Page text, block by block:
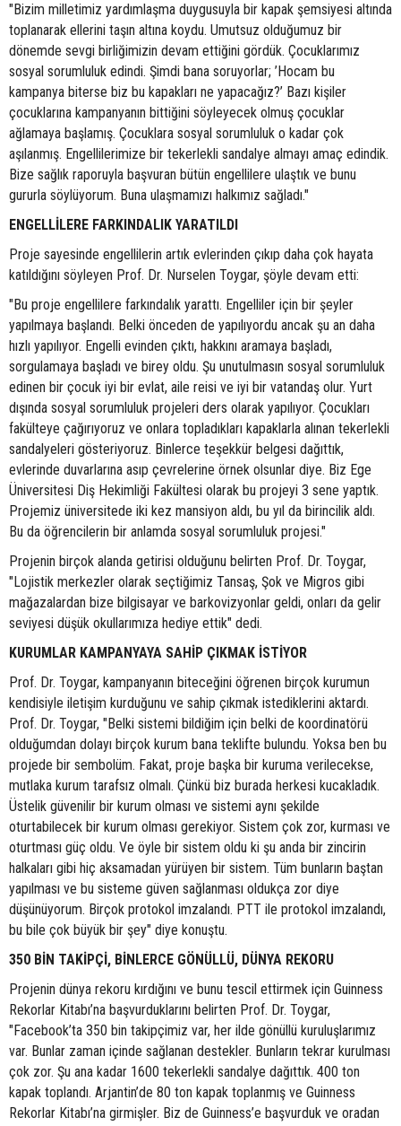
"Bizim milletimiz yardımlaşma duygusuyla bir kapak şemsiyesi altında
toplanarak ellerini taşın altına koydu. Umutsuz olduğumuz bir
dönemde sevgi birliğimizin devam ettiğini gördük. Çocuklarımız
sosyal sorumluluk edindi. Şimdi bana soruyorlar; ’Hocam bu
kampanya biterse biz bu kapakları ne yapacağız?’ Bazı kişiler
çocuklarına kampanyanın bittiğini söyleyecek olmuş çocuklar
ağlamaya başlamış. Çocuklara sosyal sorumluluk o kadar çok
aşılanmış. Engellilerimize bir tekerlekli sandalye almayı amaç edindik.
Bize sağlık raporuyla başvuran bütün engellilere ulaştık ve bunu
gururla söylüyorum. Buna ulaşmamızı halkımız sağladı."
ENGELLİLERE FARKINDALIK YARATILDI
Proje sayesinde engellilerin artık evlerinden çıkıp daha çok hayata
katıldığını söyleyen Prof. Dr. Nurselen Toygar, şöyle devam etti:
"Bu proje engellilere farkındalık yarattı. Engelliler için bir şeyler
yapılmaya başlandı. Belki önceden de yapılıyordu ancak şu an daha
hızlı yapılıyor. Engelli evinden çıktı, hakkını aramaya başladı,
sorgulamaya başladı ve birey oldu. Şu unutulmasın sosyal sorumluluk
edinen bir çocuk iyi bir evlat, aile reisi ve iyi bir vatandaş olur. Yurt
dışında sosyal sorumluluk projeleri ders olarak yapılıyor. Çocukları
fakülteye çağırıyoruz ve onlara topladıkları kapaklarla alınan tekerlekli
sandalyeleri gösteriyoruz. Binlerce teşekkür belgesi dağıttık,
evlerinde duvarlarına asıp çevrelerine örnek olsunlar diye. Biz Ege
Üniversitesi Diş Hekimliği Fakültesi olarak bu projeyi 3 sene yaptık.
Projemiz üniversitede iki kez mansiyon aldı, bu yıl da birincilik aldı.
Bu da öğrencilerin bir anlamda sosyal sorumluluk projesi."
Projenin birçok alanda getirisi olduğunu belirten Prof. Dr. Toygar,
"Lojistik merkezler olarak seçtiğimiz Tansaş, Şok ve Migros gibi
mağazalardan bize bilgisayar ve barkovizyonlar geldi, onları da gelir
seviyesi düşük okullarımıza hediye ettik" dedi.
KURUMLAR KAMPANYAYA SAHİP ÇIKMAK İSTİYOR
Prof. Dr. Toygar, kampanyanın biteceğini öğrenen birçok kurumun
kendisiyle iletişim kurduğunu ve sahip çıkmak istediklerini aktardı.
Prof. Dr. Toygar, "Belki sistemi bildiğim için belki de koordinatörü
olduğumdan dolayı birçok kurum bana teklifte bulundu. Yoksa ben bu
projede bir sembolüm. Fakat, proje başka bir kuruma verilecekse,
mutlaka kurum tarafsız olmalı. Çünkü biz burada herkesi kucakladık.
Üstelik güvenilir bir kurum olması ve sistemi aynı şekilde
oturtabilecek bir kurum olması gerekiyor. Sistem çok zor, kurması ve
oturtması güç oldu. Ve öyle bir sistem oldu ki şu anda bir zincirin
halkaları gibi hiç aksamadan yürüyen bir sistem. Tüm bunların baştan
yapılması ve bu sisteme güven sağlanması oldukça zor diye
düşünüyorum. Birçok protokol imzalandı. PTT ile protokol imzalandı,
bu bile çok büyük bir şey" diye konuştu.
350 BİN TAKİPÇİ, BİNLERCE GÖNÜLLÜ, DÜNYA REKORU
Projenin dünya rekoru kırdığını ve bunu tescil ettirmek için Guinness
Rekorlar Kitabı’na başvurduklarını belirten Prof. Dr. Toygar,
"Facebook’ta 350 bin takipçimiz var, her ilde gönüllü kuruluşlarımız
var. Bunlar zaman içinde sağlanan destekler. Bunların tekrar kurulması
çok zor. Şu ana kadar 1600 tekerlekli sandalye dağıttık. 400 ton
kapak toplandı. Arjantin’de 80 ton kapak toplanmış ve Guinness
Rekorlar Kitabı’na girmişler. Biz de Guinness’e başvurduk ve oradan